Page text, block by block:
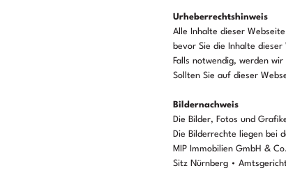
Urheberrechtshinweis
Alle Inhalte dieser
bevor Sie die Inhalte
Falls notwendig, werden
Sollten Sie auf dieser
Bildernachweis
Die Bilder, Fotos und
Die Bilderrechte liegen bei
MIP Immobilien GmbH &
Sitz Nürnberg • Amtsgericht